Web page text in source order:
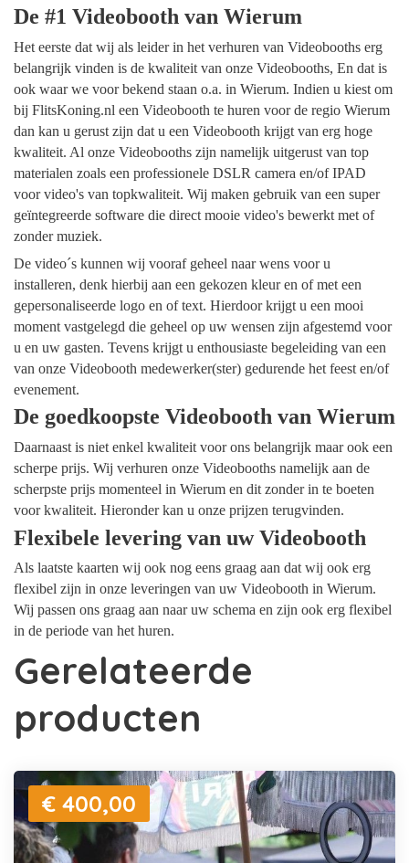
De #1 Videobooth van Wierum
Het eerste dat wij als leider in het verhuren van Videobooths erg
belangrijk vinden is de kwaliteit van onze Videobooths, En dat is
ook waar we voor bekend staan o.a. in Wierum. Indien u kiest om
bij FlitsKoning.nl een Videobooth te huren voor de regio Wierum
dan kan u gerust zijn dat u een Videobooth krijgt van erg hoge
kwaliteit. Al onze Videobooths zijn namelijk uitgerust van top
materialen zoals een professionele DSLR camera en/of IPAD
voor video's van topkwaliteit. Wij maken gebruik van een super
geïntegreerde software die direct mooie video's bewerkt met of
zonder muziek.
De video´s kunnen wij vooraf geheel naar wens voor u
installeren, denk hierbij aan een gekozen kleur en of met een
gepersonaliseerde logo en of text. Hierdoor krijgt u een mooi
moment vastgelegd die geheel op uw wensen zijn afgestemd voor
u en uw gasten. Tevens krijgt u enthousiaste begeleiding van een
van onze Videobooth medewerker(ster) gedurende het feest en/of
evenement.
De goedkoopste Videobooth van Wierum
Daarnaast is niet enkel kwaliteit voor ons belangrijk maar ook een
scherpe prijs. Wij verhuren onze Videobooths namelijk aan de
scherpste prijs momenteel in Wierum en dit zonder in te boeten
voor kwaliteit. Hieronder kan u onze prijzen terugvinden.
Flexibele levering van uw Videobooth
Als laatste kaarten wij ook nog eens graag aan dat wij ook erg
flexibel zijn in onze leveringen van uw Videobooth in Wierum.
Wij passen ons graag aan naar uw schema en zijn ook erg flexibel
in de periode van het huren.
Gerelateerde
producten
€ 400,00